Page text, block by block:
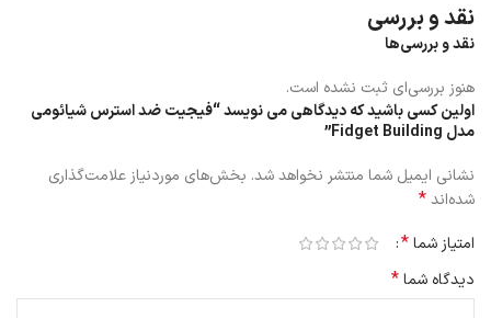
فیجیت ضد استرس شیائومی مدل Fidget Building
است که با ترکیب رنگی سفید، طوسی و نارنجی، احساس هیجان را بیشتر به
کاربر منتقل می‌کند. شیائومی از متریال پلاستیک باکیفیت برای ساخت این
نقد و بررسی
نقد و بررسی‌ها
هنوز بررسی‌ای ثبت نشده است.
اولین کسی باشید که دیدگاهی می نویسد “فیجیت ضد استرس شیائومی
مدل Fidget Building”
نشانی ایمیل شما منتشر نخواهد شد. بخش‌های موردنیاز علامت‌گذاری
شده‌اند*
امتیاز شما*
دیدگاه شما*